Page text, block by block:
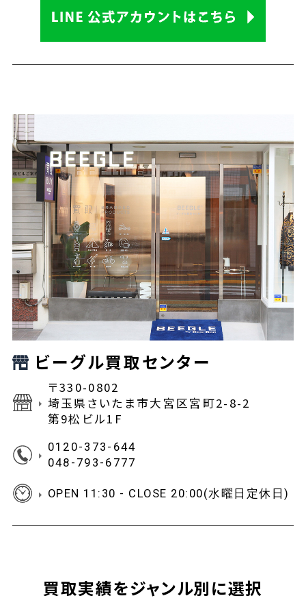
ビーグル買取センター
〒330-0802
埼玉県さいたま市大宮区宮町2-8-2
第9松ビル1F
0120-373-644
048-793-6777
OPEN 11:30 - CLOSE 20:00(水曜日定休日)
買取実績をジャンル別に選択